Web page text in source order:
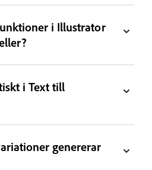
i Illustrator
i Text till
genererar